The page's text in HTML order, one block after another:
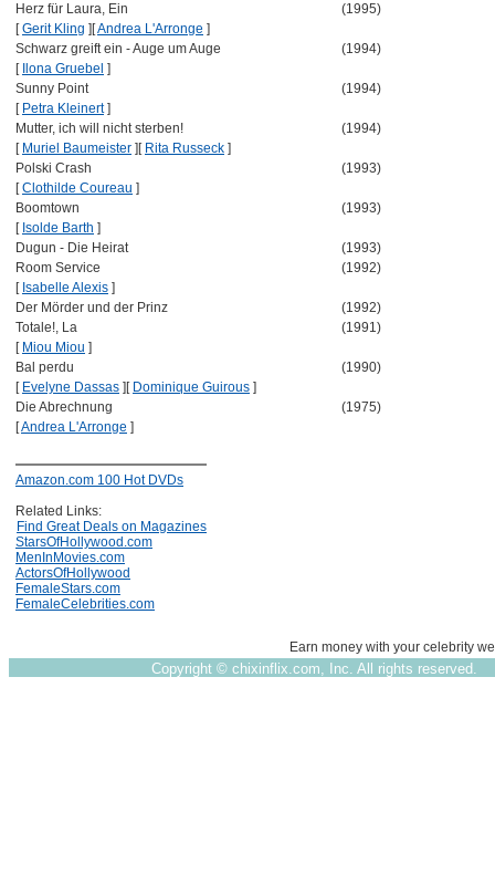
Herz für Laura, Ein
(1995)
[Gerit Kling ] [Andrea L'Arronge ]
Schwarz greift ein - Auge um Auge
(1994)
[ Ilona Gruebel ]
Sunny Point
(1994)
[ Petra Kleinert]
Mutter, ich will nicht sterben!
(1994)
[ Muriel Baumeister ] [ Rita Russeck ]
Polski Crash
(1993)
[Clothilde Coureau ]
Boomtown
(1993)
[ Isolde Barth ]
Dugun - Die Heirat
(1993)
Room Service
(1992)
[ Isabelle Alexis ]
Der Mörder und der Prinz
(1992)
Totale!, La
(1991)
[ Miou Miou ]
Bal perdu
(1990)
[ Evelyne Dassas ] [ Dominique Guirous ]
Die Abrechnung
(1975)
[Andrea L'Arronge ]
Amazon.com 100 Hot DVDs
Related Links:
Find Great Deals on Magazines
StarsOfHollywood.com
MenInMovies.com
ActorsOfHollywood
FemaleStars.com
FemaleCelebrities.com
Earn money with your celebrity
Copyright © chixinflix.com, Inc. All rights reserved.